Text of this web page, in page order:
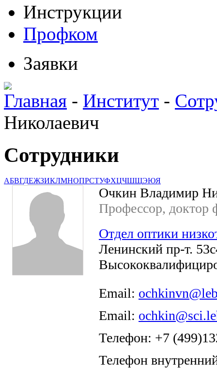
Инструкции
Профком
Заявки
Главная - Институт -
Николаевич
Сотрудники
АБВГДЕЖЗИКЛМНОПРСТУФХЦЧШЩЭЮЯ
Очкин Владимир
Профессор, доктор
Отдел оптики
Ленинский пр-т.
Email:
Email:
Телефон: +7
Телефон